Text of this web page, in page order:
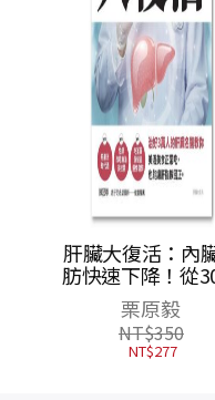
肝臟大復活：內
肪快速下降！從
100歲都適用的養
法，活到百歲肝也
會老化！
栗原毅
NT$350
NT$277